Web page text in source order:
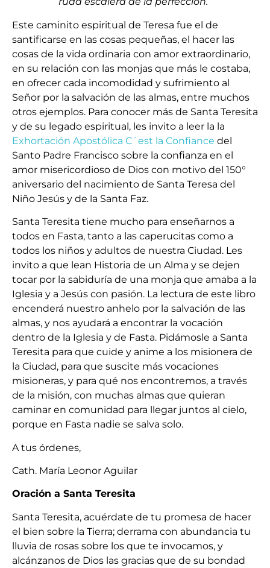
Este caminito espiritual de Teresa fue el de
santificarse en las cosas pequeñas, el hacer las
cosas de la vida ordinaria con amor extraordinario,
en su relación con las monjas que más le costaba,
en ofrecer cada incomodidad y sufrimiento al
Señor por la salvación de las almas, entre muchos
otros ejemplos. Para conocer más de Santa Teresita
y de su legado espiritual, les invito a leer la la
Exhortación Apostólica C´est la Confiance del
Santo Padre Francisco sobre la confianza en el
amor misericordioso de Dios con motivo del 150°
aniversario del nacimiento de Santa Teresa del
Niño Jesús y de la Santa Faz.
Santa Teresita tiene mucho para enseñarnos a
todos en Fasta, tanto a las caperucitas como a
todos los niños y adultos de nuestra Ciudad. Les
invito a que lean Historia de un Alma y se dejen
tocar por la sabiduría de una monja que amaba a la
Iglesia y a Jesús con pasión. La lectura de este libro
encenderá nuestro anhelo por la salvación de las
almas, y nos ayudará a encontrar la vocación
dentro de la Iglesia y de Fasta. Pidámosle a Santa
Teresita para que cuide y anime a los misionera de
la Ciudad, para que suscite más vocaciones
misioneras, y para qué nos encontremos, a través
de la misión, con muchas almas que quieran
caminar en comunidad para llegar juntos al cielo,
porque en Fasta nadie se salva solo.
A tus órdenes,
Cath. María Leonor Aguilar
Oración a Santa Teresita
Santa Teresita, acuérdate de tu promesa de hacer
el bien sobre la Tierra; derrama con abundancia tu
lluvia de rosas sobre los que te invocamos, y
alcánzanos de Dios las gracias que de su bondad